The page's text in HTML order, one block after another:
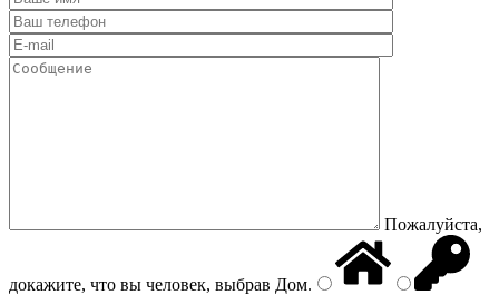
Пожалуйста,
докажите, что вы человек, выбрав Дом.